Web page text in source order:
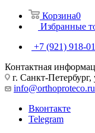
Корзина0
Избранные
+7 (921) 918-
Контактная
г. Санкт-
info@orthoproteco.ru
Вконтакте
Telegram